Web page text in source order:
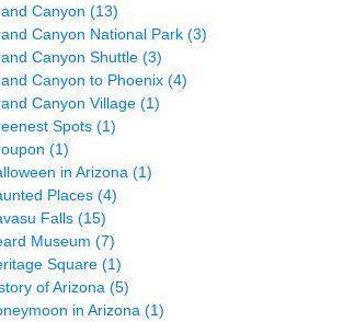
Canyon (13)
Canyon National Park (3)
Canyon Shuttle (3)
Canyon to Phoenix (4)
Canyon Village (1)
Spots (1)
(1)
in Arizona (1)
Places (4)
Falls (15)
Museum (7)
Square (1)
of Arizona (5)
in Arizona (1)